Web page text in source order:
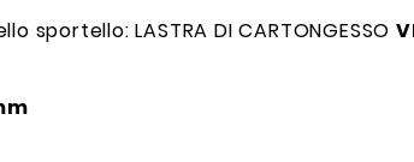
LASTRA DI CARTONGESSO